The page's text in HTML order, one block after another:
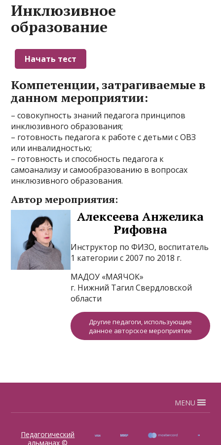
Инклюзивное
образование
Компетенции, затрагиваемые в
данном мероприятии:
– совокупность знаний педагога принципов
инклюзивного образования;
– готовность педагога к работе с детьми с ОВЗ
или инвалидностью;
– готовность и способность педагога к
самоанализу и самообразованию в вопросах
инклюзивного образования.
Автор мероприятия:
Алексеева Анжелика
Рифовна
Инструктор по ФИЗО, воспитатель
1 категории с 2007 по 2018 г.
МАДОУ «МАЯЧОК»
г. Нижний Тагил Свердловской
области
Другие педагоги, использующие
данное авторское мероприятие
MENU
Педагогический
альманах ©